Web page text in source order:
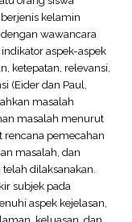
kelamin
wawancara
aspek-aspek
ketepatan, relevansi,
(Eider dan Paul,
masalah
masalah menurut
pemecahan
masalah, dan
dilaksanakan.
subjek pada
aspek kejelasan,